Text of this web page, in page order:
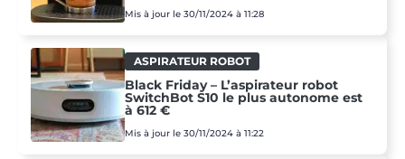
Mis à jour le 30/11/2024 à 11:28
ASPIRATEUR ROBOT
Black Friday – L’aspirateur robot
SwitchBot S10 le plus autonome est
à 612 €
Mis à jour le 30/11/2024 à 11:22